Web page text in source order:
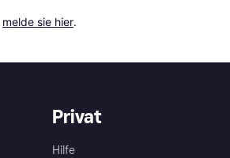
melde sie hier.
Privat
Hilfe